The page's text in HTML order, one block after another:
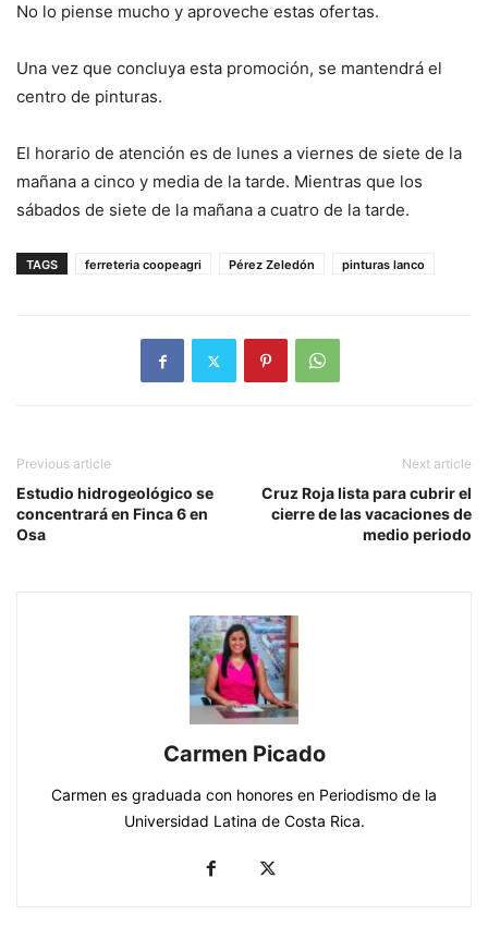
No lo piense mucho y aproveche estas ofertas.
Una vez que concluya esta promoción, se mantendrá el
centro de pinturas.
El horario de atención es de lunes a viernes de siete de la
mañana a cinco y media de la tarde. Mientras que los
sábados de siete de la mañana a cuatro de la tarde.
TAGS ferreteria coopeagri Pérez Zeledón pinturas lanco
Previous article
Estudio hidrogeológico se
concentrará en Finca 6 en
Osa
Next article
Cruz Roja lista para cubrir el
cierre de las vacaciones de
medio periodo
Carmen Picado
Carmen es graduada con honores en Periodismo de la
Universidad Latina de Costa Rica.